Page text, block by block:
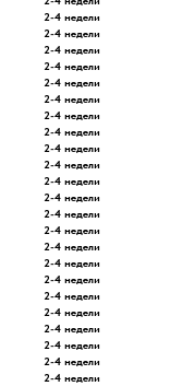
2-4 недели
2-4 недели
2-4 недели
2-4 недели
2-4 недели
2-4 недели
2-4 недели
2-4 недели
2-4 недели
2-4 недели
2-4 недели
2-4 недели
2-4 недели
2-4 недели
2-4 недели
2-4 недели
2-4 недели
2-4 недели
2-4 недели
2-4 недели
2-4 недели
2-4 недели
2-4 недели